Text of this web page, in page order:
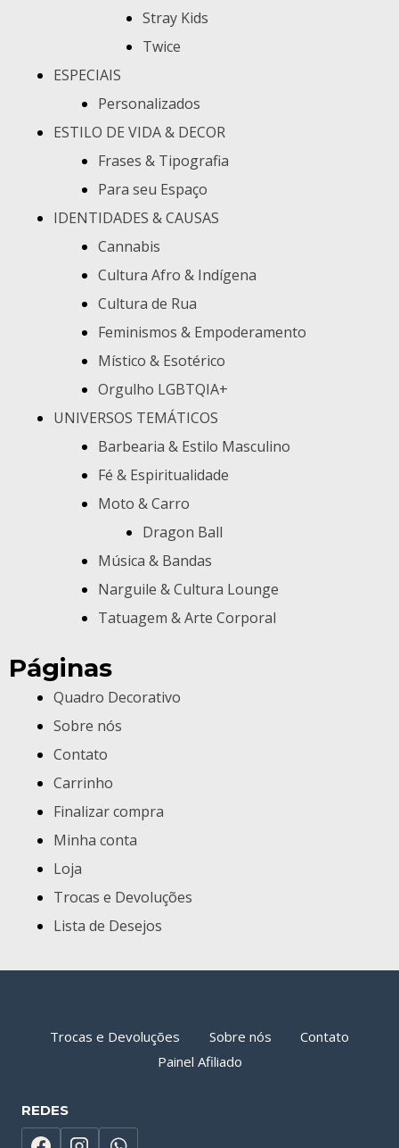
Stray Kids
Twice
ESPECIAIS
Personalizados
ESTILO DE VIDA & DECOR
Frases & Tipografia
Para seu Espaço
IDENTIDADES & CAUSAS
Cannabis
Cultura Afro & Indígena
Cultura de Rua
Feminismos & Empoderamento
Místico & Esotérico
Orgulho LGBTQIA+
UNIVERSOS TEMÁTICOS
Barbearia & Estilo Masculino
Fé & Espiritualidade
Moto & Carro
Dragon Ball
Música & Bandas
Narguile & Cultura Lounge
Tatuagem & Arte Corporal
Páginas
Quadro Decorativo
Sobre nós
Contato
Carrinho
Finalizar compra
Minha conta
Loja
Trocas e Devoluções
Lista de Desejos
Trocas e Devoluções Sobre nós
Contato
Painel Afiliado
REDES